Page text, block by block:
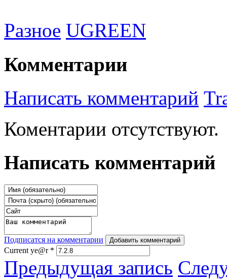
Разное UGREEN
Комментарии
Написать комментарий
Коментарии отсутствуют.
Написать комментарий
Подписатся на комментарии Добавить комментарий
Current ye@r *
Предыдущая запись